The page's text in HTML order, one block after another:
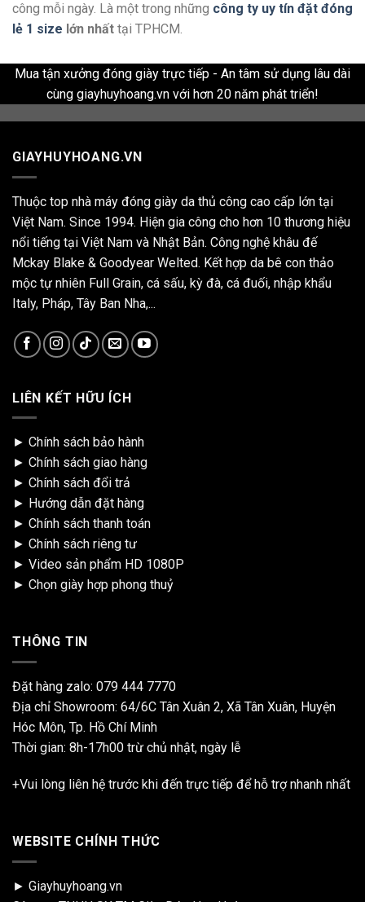
công mỗi ngày. Là một trong những công ty uy tín đặt đóng
lẻ 1 size lớn nhất tại TPHCM.
Mua tận xưởng đóng giày trực tiếp - An tâm sử dụng lâu dài
cùng giayhuyhoang.vn với hơn 20 năm phát triển!
GIAYHUYHOANG.VN
Thuộc top nhà máy đóng giày da thủ công cao cấp lớn tại
Việt Nam. Since 1994. Hiện gia công cho hơn 10 thương hiệu
nổi tiếng tại Việt Nam và Nhật Bản. Công nghệ khâu đế
Mckay Blake & Goodyear Welted. Kết hợp da bê con thảo
mộc tự nhiên Full Grain, cá sấu, kỳ đà, cá đuối, nhập khẩu
Italy, Pháp, Tây Ban Nha,...
LIÊN KẾT HỮU ÍCH
► Chính sách bảo hành
► Chính sách giao hàng
► Chính sách đổi trả
► Hướng dẫn đặt hàng
► Chính sách thanh toán
► Chính sách riêng tư
► Video sản phẩm HD 1080P
► Chọn giày hợp phong thuỷ
THÔNG TIN
Đặt hàng zalo: 079 444 7770
Địa chỉ Showroom: 64/6C Tân Xuân 2, Xã Tân Xuân, Huyện
Hóc Môn, Tp. Hồ Chí Minh
Thời gian: 8h-17h00 trừ chủ nhật, ngày lễ
+Vui lòng liên hệ trước khi đến trực tiếp để hỗ trợ nhanh nhất
WEBSITE CHÍNH THỨC
► Giayhuyhoang.vn